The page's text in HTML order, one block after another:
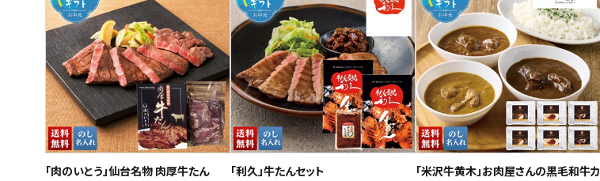
「肉のいとう」仙台名物 肉厚牛たん 「利久」牛たんセット
「米沢牛黄木」お肉屋さんの黒毛和牛カ